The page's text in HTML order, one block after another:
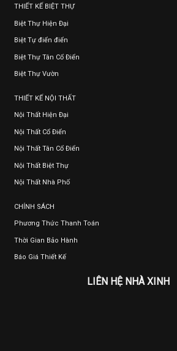
THIẾT KẾ BIỆT THỰ
Biệt Thự Hiện Đại
Biệt Tự điển điển
Biệt Thự Tân Cổ Điển
Biệt Thự Vườn
THIẾT KẾ NỘI THẤT
Nội Thất Hiện Đại
Nội Thất Cổ Điển
Nội Thất Tân Cổ Điển
Nội Thất Biệt Thự
Nội Thất Nhà Phố
CHÍNH SÁCH
Phương Thức Thanh Toán
Thời Gian Bảo Hành
Báo Giá Thiết Kế
LIÊN HỆ NHÀ XINH